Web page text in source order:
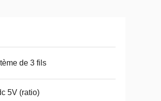
de 3 fils
5V (ratio)